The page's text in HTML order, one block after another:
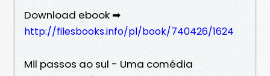
Download ebook ➡
http://filesbooks.info/pl/book/740426/1624
Mil passos ao sul - Uma comédia